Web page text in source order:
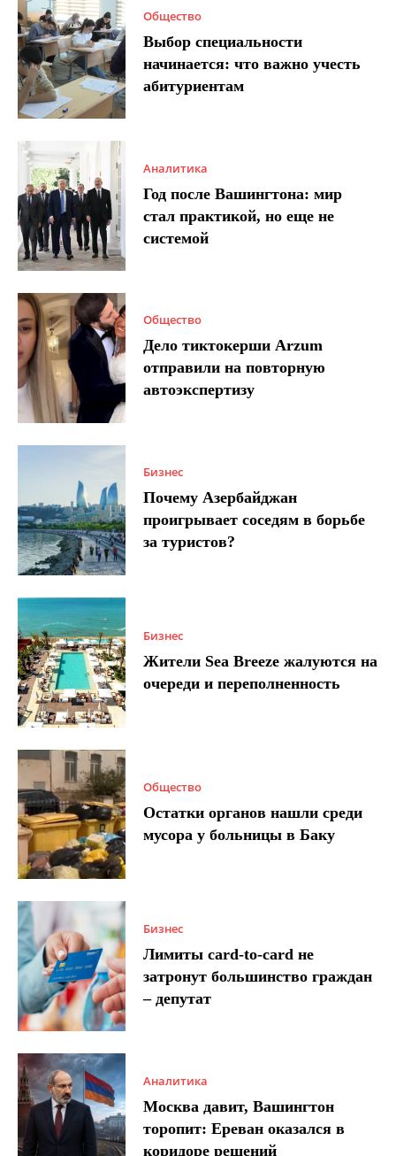
Общество
Выбор специальности
начинается: что важно учесть
абитуриентам
Аналитика
Год после Вашингтона: мир
стал практикой, но еще не
системой
Общество
Дело тиктокерши Arzum
отправили на повторную
автоэкспертизу
Бизнес
Почему Азербайджан
проигрывает соседям в борьбе
за туристов?
Бизнес
Жители Sea Breeze жалуются на
очереди и переполненность
Общество
Остатки органов нашли среди
мусора у больницы в Баку
Бизнес
Лимиты card-to-card не
затронут большинство граждан
– депутат
Аналитика
Москва давит, Вашингтон
торопит: Ереван оказался в
коридоре решений